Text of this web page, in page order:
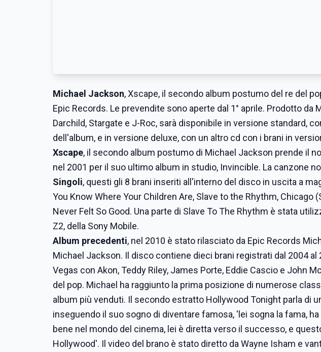
Michael Jackson, Xscape, il secondo album postumo del re del
Epic Records. Le prevendite sono aperte dal 1° aprile. Prodotto da
Darchild, Stargate e J-Roc, sarà disponibile in versione standard,
dell'album, e in versione deluxe, con un altro cd con i brani in
Xscape, il secondo album postumo di Michael Jackson prende il
nel 2001 per il suo ultimo album in studio, Invincible. La canzone
Singoli, questi gli 8 brani inseriti all'interno del disco in uscita a
You Know Where Your Children Are, Slave to the Rhythm, Chicago
Never Felt So Good. Una parte di Slave To The Rhythm è stata
Z2, della Sony Mobile.
Album precedenti, nel 2010 è stato rilasciato da Epic Records
Michael Jackson. Il disco contiene dieci brani registrati dal 2004 al
Vegas con Akon, Teddy Riley, James Porte, Eddie Cascio e John
del pop. Michael ha raggiunto la prima posizione di numerose
album più venduti. Il secondo estratto Hollywood Tonight parla di
inseguendo il suo sogno di diventare famosa, 'lei sogna la fama,
bene nel mondo del cinema, lei è diretta verso il successo, e
Hollywood'. Il video del brano è stato diretto da Wayne Isham e